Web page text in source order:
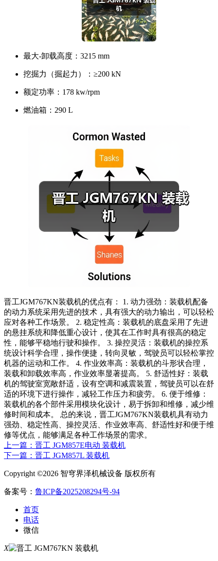
最大-卸载高度： 3215 mm
挖掘力（掘起力）： ≥200 kN
额定功率： 178 kw/rpm
燃油箱： 290 L
晋工JGM767KN装载机的优点有： 1. 动力强劲：装载机配备
的动力系统采用先进的技术，具有强大的动力输出，可以轻松
应对各种工作场景。 2. 稳定性高：装载机的底盘采用了先进
的悬挂系统和降低重心设计，使其在工作时具有很高的稳定
性，能够平稳地行驶和操作。 3. 操控灵活：装载机的操控系
统设计科学合理，操作便捷，转向灵敏，驾驶员可以轻松掌控
机器的运动和工作。 4. 作业效率高：装载机的斗形状合理，
装载和卸载效率高，作业效率显著提高。 5. 舒适性好：装载
机的驾驶室宽敞舒适，设有空调和减震装置，驾驶员可以在舒
适的环境下进行操作，减轻工作压力和疲劳。 6. 便于维修：
装载机的各个部件采用模块化设计，易于拆卸和维修，减少维
修时间和成本。 总的来说，晋工JGM767KN装载机具有动力
强劲、稳定性高、操控灵活、作业效率高、舒适性好和便于维
修等优点，能够满足各种工作场景的需求。
上一篇：晋工 JGM857E电动 装载机
下一篇：晋工 JGM857L 装载机
Copyright ©2026 智穹界泽机械设备 版权所有
备案号： 鲁ICP备2025208294号-94
首页
电话
微信
X